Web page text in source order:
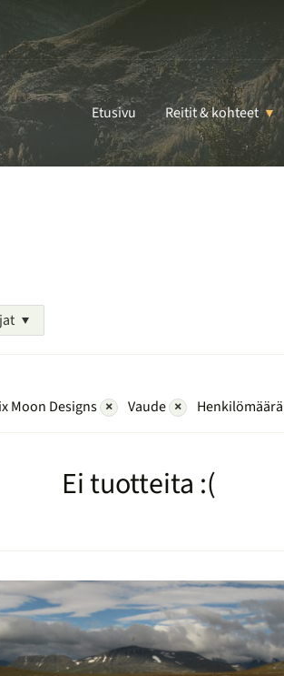
Etusivu Reitit & kohteet
Moon Designs × Vaude ×
Ei tuotteita :(